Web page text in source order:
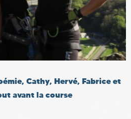
Cathy, Hervé, Fabrice et
avant la course